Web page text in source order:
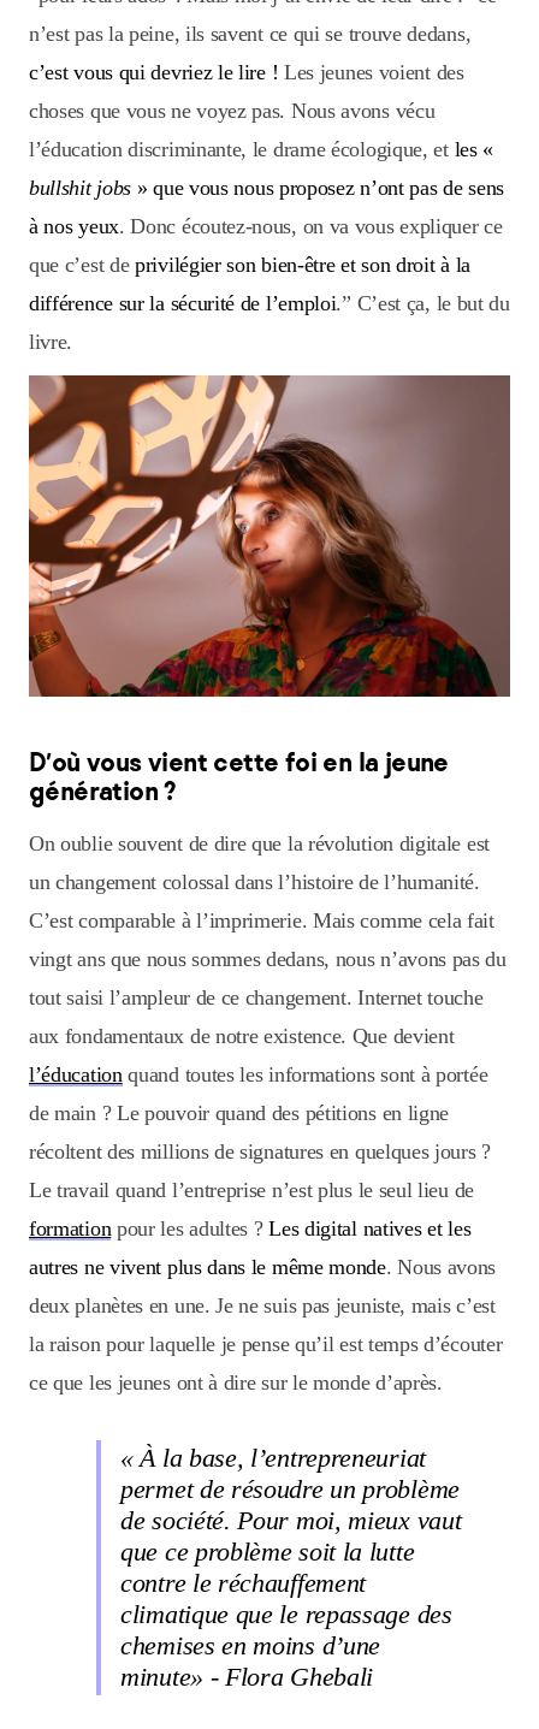
n’est pas la peine, ils savent ce qui se trouve dedans,
c’est vous qui devriez le lire ! Les jeunes voient des
choses que vous ne voyez pas. Nous avons vécu
l’éducation discriminante, le drame écologique, et les «
bullshit jobs » que vous nous proposez n’ont pas de sens
à nos yeux. Donc écoutez-nous, on va vous expliquer ce
que c’est deprivilégier son bien-être et son droit à la
différence sur la sécurité de l’emploi.” C’est ça, le but du
livre.
D’où vous vient cette foi en la jeune
génération ?
On oublie souvent de dire que la révolution digitale est
un changement colossal dans l’histoire de l’humanité.
C’est comparable à l’imprimerie. Mais comme cela fait
vingt ans que nous sommes dedans, nous n’avons pas du
tout saisi l’ampleur de ce changement. Internet touche
aux fondamentaux de notre existence. Que devient
l’éducation quand toutes les informations sont à portée
de main ? Le pouvoir quand des pétitions en ligne
récoltent des millions de signatures en quelques jours ?
Le travail quand l’entreprise n’est plus le seul lieu de
formation pour les adultes ?Les digital natives et les
autres ne vivent plus dans le même monde. Nous avons
deux planètes en une. Je ne suis pas jeuniste, mais c’est
la raison pour laquelle je pense qu’il est temps d’écouter
ce que les jeunes ont à dire sur le monde d’après.
« À la base, l’entrepreneuriat
permet de résoudre un problème
de société. Pour moi, mieux vaut
que ce problème soit la lutte
contre le réchauffement
climatique que le repassage des
chemises en moins d’une
minute» - Flora Ghebali